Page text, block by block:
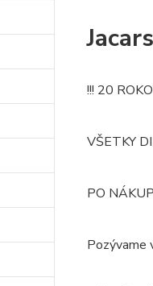
Jacars
!!! 20
VŠETKY
PO
Pozývame